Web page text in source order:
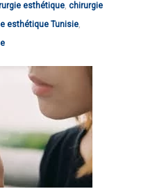
esthétique,chirurgie
esthétique Tunisie,